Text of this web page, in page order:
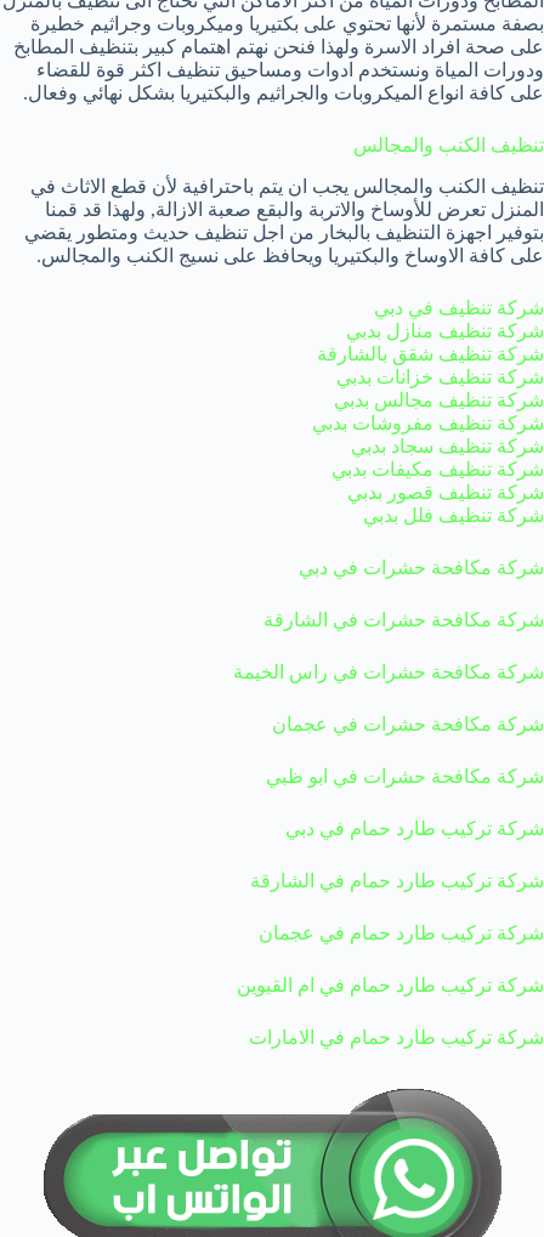
بصفة مستمرة لأنها تحتوي على بكتيريا وميكروبات وجراثيم خطيرة
على صحة افراد الاسرة ولهذا فنحن نهتم اهتمام كبير بتنظيف المطابخ
ودورات المياة ونستخدم ادوات ومساحيق تنظيف اكثر قوة للقضاء
على كافة انواع الميكروبات والجراثيم والبكتيريا بشكل نهائي وفعال.
تنظيف الكنب والمجالس
تنظيف الكنب والمجالس يجب ان يتم باحترافية لأن قطع الاثاث في
المنزل تعرض للأوساخ والاتربة والبقع صعبة الازالة, ولهذا قد قمنا
بتوفير اجهزة التنظيف بالبخار من اجل تنظيف حديث ومتطور يقضي
على كافة الاوساخ والبكتيريا ويحافظ على نسيج الكنب والمجالس.
شركة تنظيف في دبي
شركة تنظيف منازل بدبي
شركة تنظيف شقق بالشارقة
شركة تنظيف خزانات بدبي
شركة تنظيف مجالس بدبي
شركة تنظيف مفروشات بدبي
شركة تنظيف سجاد بدبي
شركة تنظيف مكيفات بدبي
شركة تنظيف قصور بدبي
شركة تنظيف فلل بدبي
شركة مكافحة حشرات في دبي
شركة مكافحة حشرات في الشارقة
شركة مكافحة حشرات في راس الخيمة
شركة مكافحة حشرات في عجمان
شركة مكافحة حشرات في ابو ظبي
شركة تركيب طارد حمام في دبي
شركة تركيب طارد حمام في الشارقة
شركة تركيب طارد حمام في عجمان
شركة تركيب طارد حمام في ام القيوين
شركة تركيب طارد حمام في الامارات